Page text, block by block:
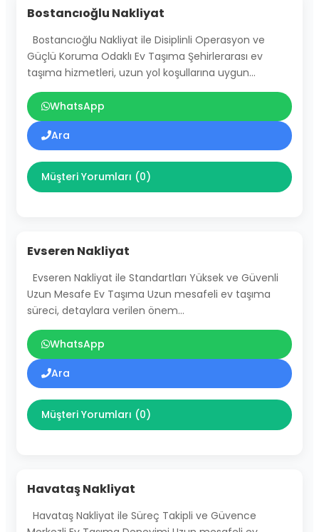
Bostancıoğlu Nakliyat
Bostancıoğlu Nakliyat ile Disiplinli Operasyon ve
Güçlü Koruma Odaklı Ev Taşıma Şehirlerarası ev
taşıma hizmetleri, uzun yol koşullarına uygun…
WhatsApp
Ara
Müşteri Yorumları (0)
Evseren Nakliyat
Evseren Nakliyat ile Standartları Yüksek ve Güvenli
Uzun Mesafe Ev Taşıma Uzun mesafeli ev taşıma
süreci, detaylara verilen önem…
WhatsApp
Ara
Müşteri Yorumları (0)
Havataş Nakliyat
Havataş Nakliyat ile Süreç Takipli ve Güvence